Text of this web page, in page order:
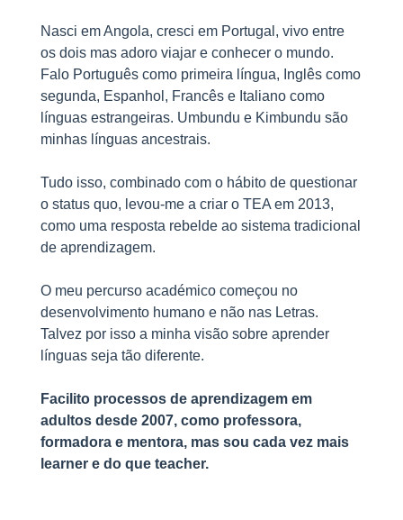
Nasci em Angola, cresci em Portugal, vivo entre
os dois mas adoro viajar e conhecer o mundo.
Falo Português como primeira língua, Inglês como
segunda, Espanhol, Francês e Italiano como
línguas estrangeiras. Umbundu e Kimbundu são
minhas línguas ancestrais.
Tudo isso, combinado com o hábito de questionar
o status quo, levou-me a criar o TEA em 2013,
como uma resposta rebelde ao sistema tradicional
de aprendizagem.
O meu percurso académico começou no
desenvolvimento humano e não nas Letras.
Talvez por isso a minha visão sobre aprender
línguas seja tão diferente.
Facilito processos de aprendizagem em
adultos desde 2007, como professora,
formadora e mentora, mas sou cada vez mais
learner e do que teacher.